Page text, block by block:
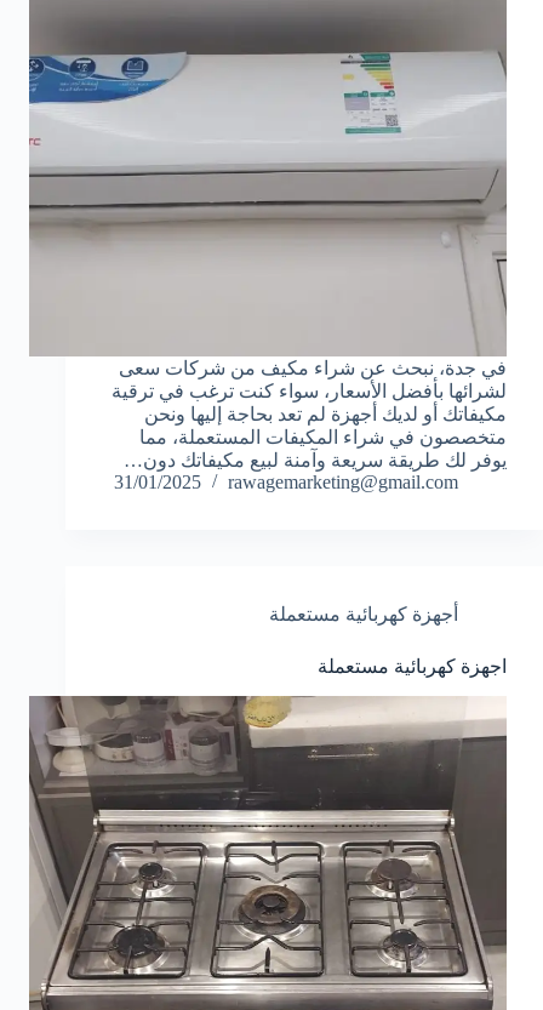
في جدة، نبحث عن شراء مكيف من شركات سعى
لشرائها بأفضل الأسعار، سواء كنت ترغب في ترقية
مكيفاتك أو لديك أجهزة لم تعد بحاجة إليها ونحن
متخصصون في شراء المكيفات المستعملة، مما
يوفر لك طريقة سريعة وآمنة لبيع مكيفاتك دون…
rawagemarketing@gmail.com
31/01/2025
أجهزة كهربائية مستعملة
اجهزة كهربائية مستعملة